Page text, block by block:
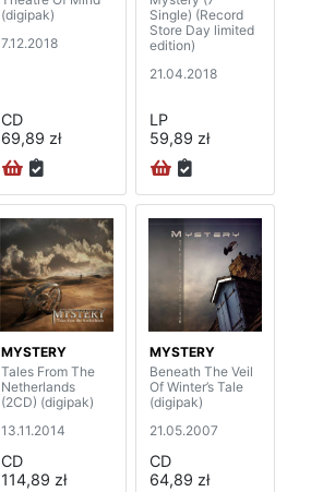
(digipak)
7.12.2018
CD
69,89 zł
Single) (Record
Store Day limited
edition)
21.04.2018
LP
59,89 zł
MYSTERY
Tales From The
Netherlands
(2CD) (digipak)
13.11.2014
CD
114,89 zł
MYSTERY
Beneath The Veil
Of Winter’s Tale
(digipak)
21.05.2007
CD
64,89 zł